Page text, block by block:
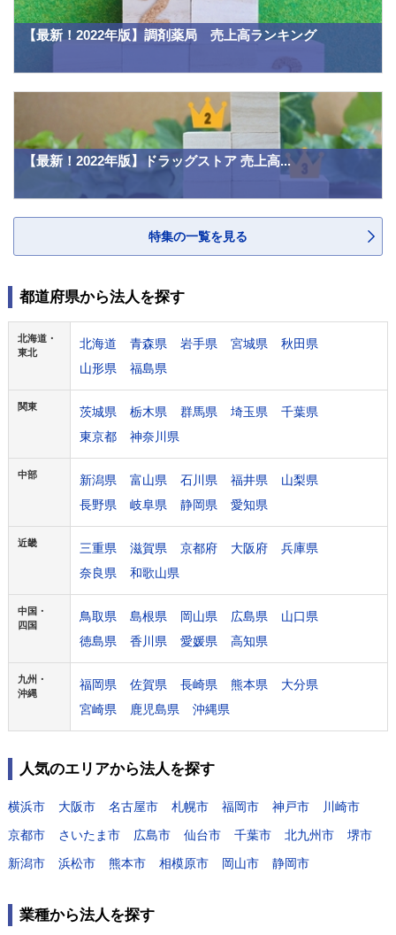
【最新！2022年版】調剤薬局 売上高ランキング
【最新！2022年版】ドラッグストア 売上高...
特集の一覧を見る
都道府県から法人を探す
北海道・
東北
北海道 青森県 岩手県 宮城県
秋田県
山形県
福島県
関東 茨城県 栃木県 群馬県 埼玉県
千葉県
東京都
神奈川県
中部 新潟県 富山県 石川県 福井県
山梨県
長野県
岐阜県 静岡県 愛知県
近畿 三重県 滋賀県 京都府 大阪府
兵庫県
奈良県
和歌山県
中国・
四国
鳥取県 島根県 岡山県 広島県
山口県
徳島県
香川県 愛媛県 高知県
九州・
沖縄
福岡県 佐賀県 長崎県 熊本県
大分県
宮崎県
鹿児島県 沖縄県
人気のエリアから法人を探す
横浜市 大阪市 名古屋市 札幌市 福岡市 神戸市
川崎市
京都市
さいたま市 広島市 仙台市 千葉市 北九州市
堺市
新潟市
浜松市 熊本市 相模原市 岡山市 静岡市
業種から法人を探す